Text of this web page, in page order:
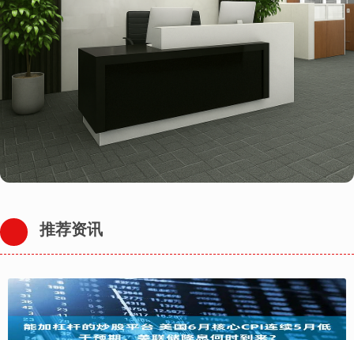
推荐资讯